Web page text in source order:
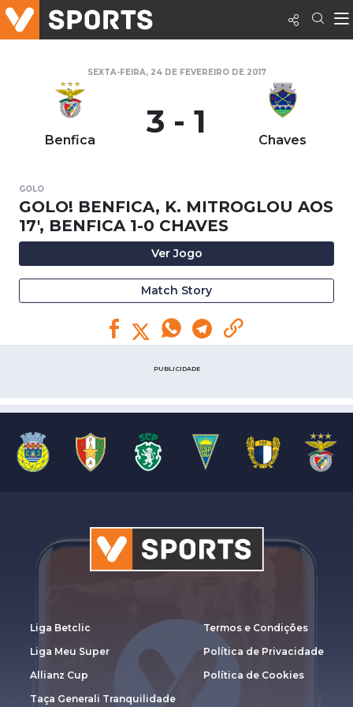
SEXTA-FEIRA, 24 DE FEVEREIRO DE 2017
Benfica 3 - 1 Chaves
GOLO
GOLO! BENFICA, K. MITROGLOU AOS
17', BENFICA 1-0 CHAVES
Ver Jogo
Match Story
PUBLICIDADE
Liga Betclic
Liga Meu Super
Allianz Cup
Taça Generali Tranquilidade
Termos e Condições
Política de Privacidade
Política de Cookies